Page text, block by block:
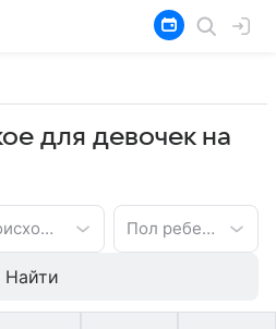
для девочек на
Происхождение имени Пол ребенка
Найти